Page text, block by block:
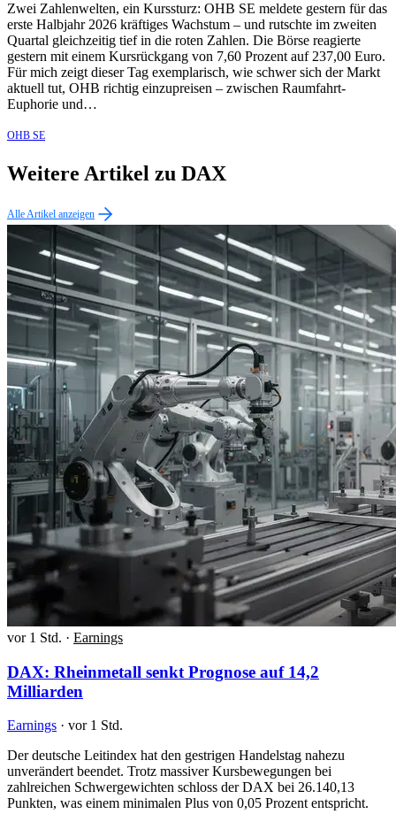
Zwei Zahlenwelten, ein Kurssturz: OHB SE meldete gestern für das
erste Halbjahr 2026 kräftiges Wachstum – und rutschte im zweiten
Quartal gleichzeitig tief in die roten Zahlen. Die Börse reagierte
gestern mit einem Kursrückgang von 7,60 Prozent auf 237,00 Euro.
Für mich zeigt dieser Tag exemplarisch, wie schwer sich der Markt
aktuell tut, OHB richtig einzupreisen – zwischen Raumfahrt-
Euphorie und…
OHB SE
Weitere Artikel zu DAX
Alle Artikel anzeigen
vor 1 Std. · Earnings
DAX: Rheinmetall senkt Prognose auf 14,2
Milliarden
Earnings · vor 1 Std.
Der deutsche Leitindex hat den gestrigen Handelstag nahezu
unverändert beendet. Trotz massiver Kursbewegungen bei
zahlreichen Schwergewichten schloss der DAX bei 26.140,13
Punkten, was einem minimalen Plus von 0,05 Prozent entspricht.